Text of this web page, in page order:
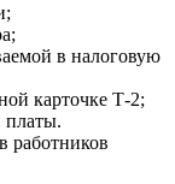
в налоговую
карточке Т-2;
платы.
работников